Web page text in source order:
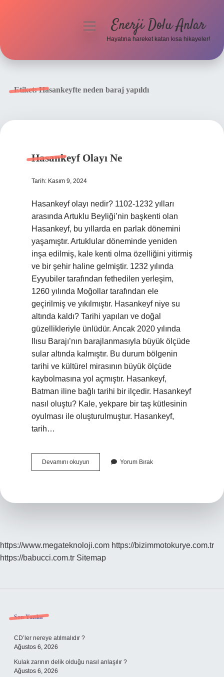
menüyüEnerji Dolu Anlar
Hayatına hareket katan kısa hikayeler!
Etiket:Hasankeyfte neden baraj yapıldı
Hasankeyf Olayı Ne
Tarih: Kasım 9, 2024
Hasankeyf olayı nedir? 1102-1232 yılları
arasında Artuklu Beyliği’nin başkenti olan
Hasankeyf, bu yıllarda en parlak dönemini
yaşamıştır. Artuklular döneminde yeniden
inşa edilmiş, kale kenti olma özelliğini yitirmiş
ve bir şehir haline gelmiştir. 1232 yılında
Eyyubiler tarafından fethedilen yerleşim,
1260 yılında Moğollar tarafından ele
geçirilmiş ve yıkılmıştır. Hasankeyf niye su
altında kaldı? Tarihi yapıları ve doğal
güzellikleriyle ünlüdür. Ancak 2020 yılında
Ilısu Barajı’nın barajlanmasıyla büyük ölçüde
sular altında kalmıştır. Bu durum bölgenin
tarihi ve kültürel mirasının büyük ölçüde
kaybolmasına yol açmıştır. Hasankeyf,
Batman iline bağlı tarihi bir ilçedir. Hasankeyf
nasıl oluştu? Kale, yekpare bir taş kütlesinin
oyulması ile oluşturulmuştur. Hasankeyf,
tarih…
Devamını okuyun Hasankeyf
Olayı
Yorum Bırak
https://www.megateknoloji.com https://bizimmotokurye.com.tr
https://babucci.com.tr Sitemap
Sidebar
Son Yazılar
CD’ler nereye atılmalıdır ?
Ağustos 6, 2026
Kulak zarının delik olduğu nasıl anlaşılır ?
Ağustos 6, 2026